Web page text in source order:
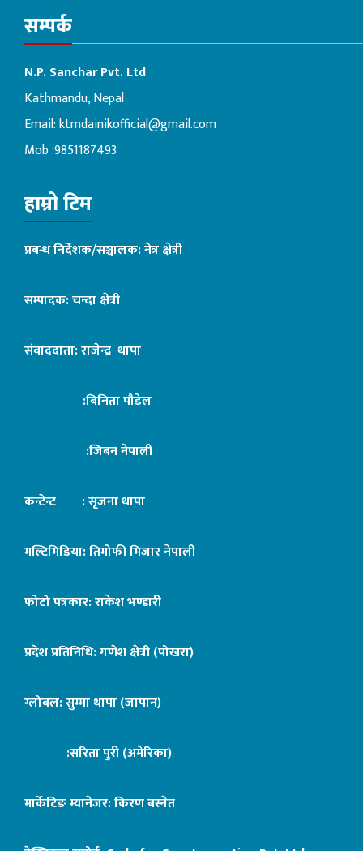
सम्पर्क
N.P. Sanchar Pvt. Ltd
Kathmandu, Nepal
Email:ktmdainikofficial@gmail.com
Mob :9851187493
हाम्रो टिम
प्रबन्ध निर्देशक/सञ्चालक: नेत्र क्षेत्री
सम्पादक: चन्दा क्षेत्री
संवाददाता: राजेन्द्र थापा
:बिनिता पौडेल
:जिबन नेपाली
कन्टेन्ट : सृजना थापा
मल्टिमिडिया: तिमोफी मिजार नेपाली
फोटो पत्रकार: राकेश भण्डारी
प्रदेश प्रतिनिधि: गणेश क्षेत्री (पोखरा)
ग्लोबल: सुम्मा थापा (जापान)
:सरिता पुरी (अमेरिका)
मार्केटिङ म्यानेजर: किरण बस्नेत